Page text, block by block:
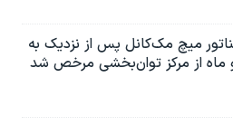
میچ مک‌کانل پس از نزدیک به
ماه از مرکز توان‌بخشی مرخص شد